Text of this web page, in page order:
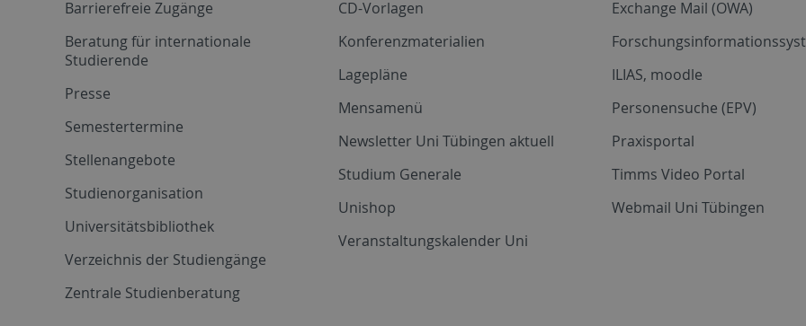
Barrierefreie Zugänge
Beratung für internationale
Studierende
Presse
Semestertermine
Stellenangebote
Studienorganisation
Universitätsbibliothek
Verzeichnis der Studiengänge
Zentrale Studienberatung
CD-Vorlagen
Konferenzmaterialien
Lagepläne
Mensamenü
Newsletter Uni Tübingen aktuell
Studium Generale
Unishop
Veranstaltungskalender Uni
Exchange Mail (OWA)
ILIAS, moodle
Personensuche (EPV)
Praxisportal
Timms Video Portal
Webmail Uni Tübingen